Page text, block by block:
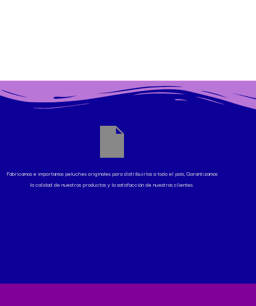
Fabricamos e importamos peluches originales para distribuirlos a todo el país, Garantizamos
la calidad de nuestros productos y la satisfacción de nuestros clientes.